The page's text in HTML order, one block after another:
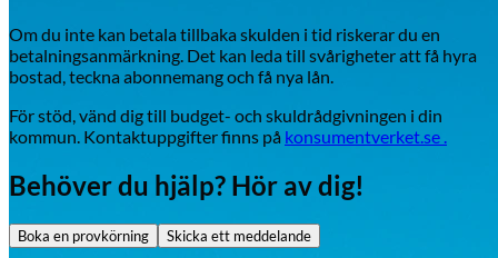
Mazda
Fordonstyp
Om du inte kan betala tillbaka skulden i tid riskerar du en
betalningsanmärkning. Det kan leda till svårigheter att få hyra
bostad, teckna abonnemang och få nya lån.
För stöd, vänd dig till budget- och skuldrådgivningen i din
kommun. Kontaktuppgifter finns på konsumentverket.se .
Behöver du hjälp? Hör av dig!
Boka en provkörning Skicka ett meddelande